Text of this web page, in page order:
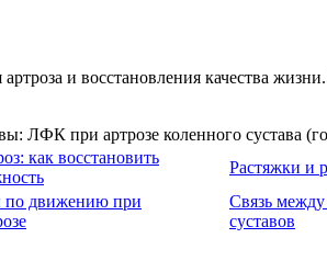
и восстановления качества
как восстановить
Растяжки и
по движению при
Связь между
суставов